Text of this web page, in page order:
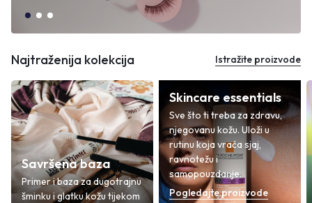
Najtraženija kolekcija Istražite proizvode
Savršena baza
Primer i baza za dugotrajnu
šminku i glatku kožu tijekom
Skincare essentials
Sve što ti treba za zdravu,
njegovanu kožu. Uloži u
rutinu koja vraća sjaj,
ravnotežu i
samopouzdanje.
Pogledajte proizvode